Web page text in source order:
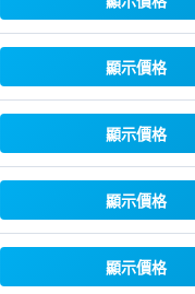
顯示價格
顯示價格
顯示價格
顯示價格